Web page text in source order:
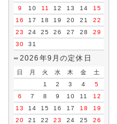
9
10 11 12 13 14
15
16
17 18 19 20 21
22
23
24 25 26 27 28
29
30
31
2026年9月の定休日
日 月 火 水 木 金
土
1
2 3 4
5
6
7 8 9 10 11
12
13
14 15 16 17 18
19
20
21 22 23 24 25
26